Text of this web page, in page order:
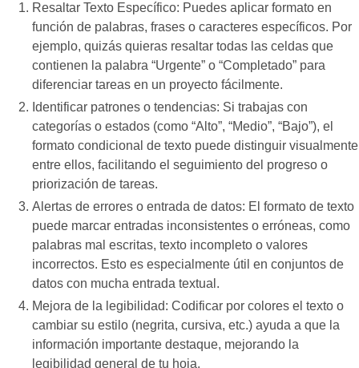
Resaltar Texto Específico: Puedes aplicar formato en
función de palabras, frases o caracteres específicos. Por
ejemplo, quizás quieras resaltar todas las celdas que
contienen la palabra “Urgente” o “Completado” para
diferenciar tareas en un proyecto fácilmente.
Identificar patrones o tendencias: Si trabajas con
categorías o estados (como “Alto”, “Medio”, “Bajo”), el
formato condicional de texto puede distinguir visualmente
entre ellos, facilitando el seguimiento del progreso o
priorización de tareas.
Alertas de errores o entrada de datos: El formato de texto
puede marcar entradas inconsistentes o erróneas, como
palabras mal escritas, texto incompleto o valores
incorrectos. Esto es especialmente útil en conjuntos de
datos con mucha entrada textual.
Mejora de la legibilidad: Codificar por colores el texto o
cambiar su estilo (negrita, cursiva, etc.) ayuda a que la
información importante destaque, mejorando la
legibilidad general de tu hoja.